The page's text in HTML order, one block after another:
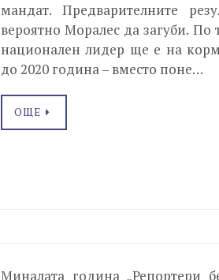
мандат. Предварителните
вероятно Моралес да загуби.
национален лидер ще е на
до 2020 година – вместо поне…
ОЩЕ
Миналата година „Репортери